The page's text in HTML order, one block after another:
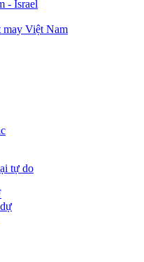
- Israel
may Việt Nam
tự do